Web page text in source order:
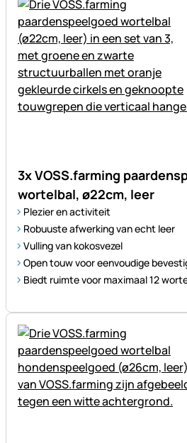
3x VOSS.farming
wortelbal, ø22cm, leer
Plezier en activiteit
Robuuste afwerking van echt leer
Vulling van kokosvezel
Open touw voor eenvoudige
Biedt ruimte voor maximaal 12